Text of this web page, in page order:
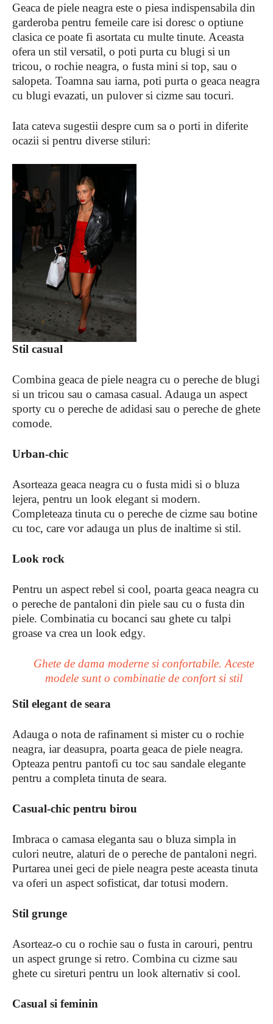
Geaca de piele neagra este o piesa indispensabila din
garderoba pentru femeile care isi doresc o optiune
clasica ce poate fi asortata cu multe tinute. Aceasta
ofera un stil versatil, o poti purta cu blugi si un
tricou, o rochie neagra, o fusta mini si top, sau o
salopeta. Toamna sau iarna, poti purta o geaca neagra
cu blugi evazati, un pulover si cizme sau tocuri.
Iata cateva sugestii despre cum sa o porti in diferite
ocazii si pentru diverse stiluri:
Stil casual
Combina geaca de piele neagra cu o pereche de blugi
si un tricou sau o camasa casual. Adauga un aspect
sporty cu o pereche de adidasi sau o pereche de ghete
comode.
Urban-chic
Asorteaza geaca neagra cu o fusta midi si o bluza
lejera, pentru un look elegant si modern.
Completeaza tinuta cu o pereche de cizme sau botine
cu toc, care vor adauga un plus de inaltime si stil.
Look rock
Pentru un aspect rebel si cool, poarta geaca neagra cu
o pereche de pantaloni din piele sau cu o fusta din
piele. Combinatia cu bocanci sau ghete cu talpi
groase va crea un look edgy.
Ghete de dama moderne si confortabile. Aceste
modele sunt o combinatie de confort si stil
Stil elegant de seara
Adauga o nota de rafinament si mister cu o rochie
neagra, iar deasupra, poarta geaca de piele neagra.
Opteaza pentru pantofi cu toc sau sandale elegante
pentru a completa tinuta de seara.
Casual-chic pentru birou
Imbraca o camasa eleganta sau o bluza simpla in
culori neutre, alaturi de o pereche de pantaloni negri.
Purtarea unei geci de piele neagra peste aceasta tinuta
va oferi un aspect sofisticat, dar totusi modern.
Stil grunge
Asorteaz-o cu o rochie sau o fusta in carouri, pentru
un aspect grunge si retro. Combina cu cizme sau
ghete cu sireturi pentru un look alternativ si cool.
Casual si feminin